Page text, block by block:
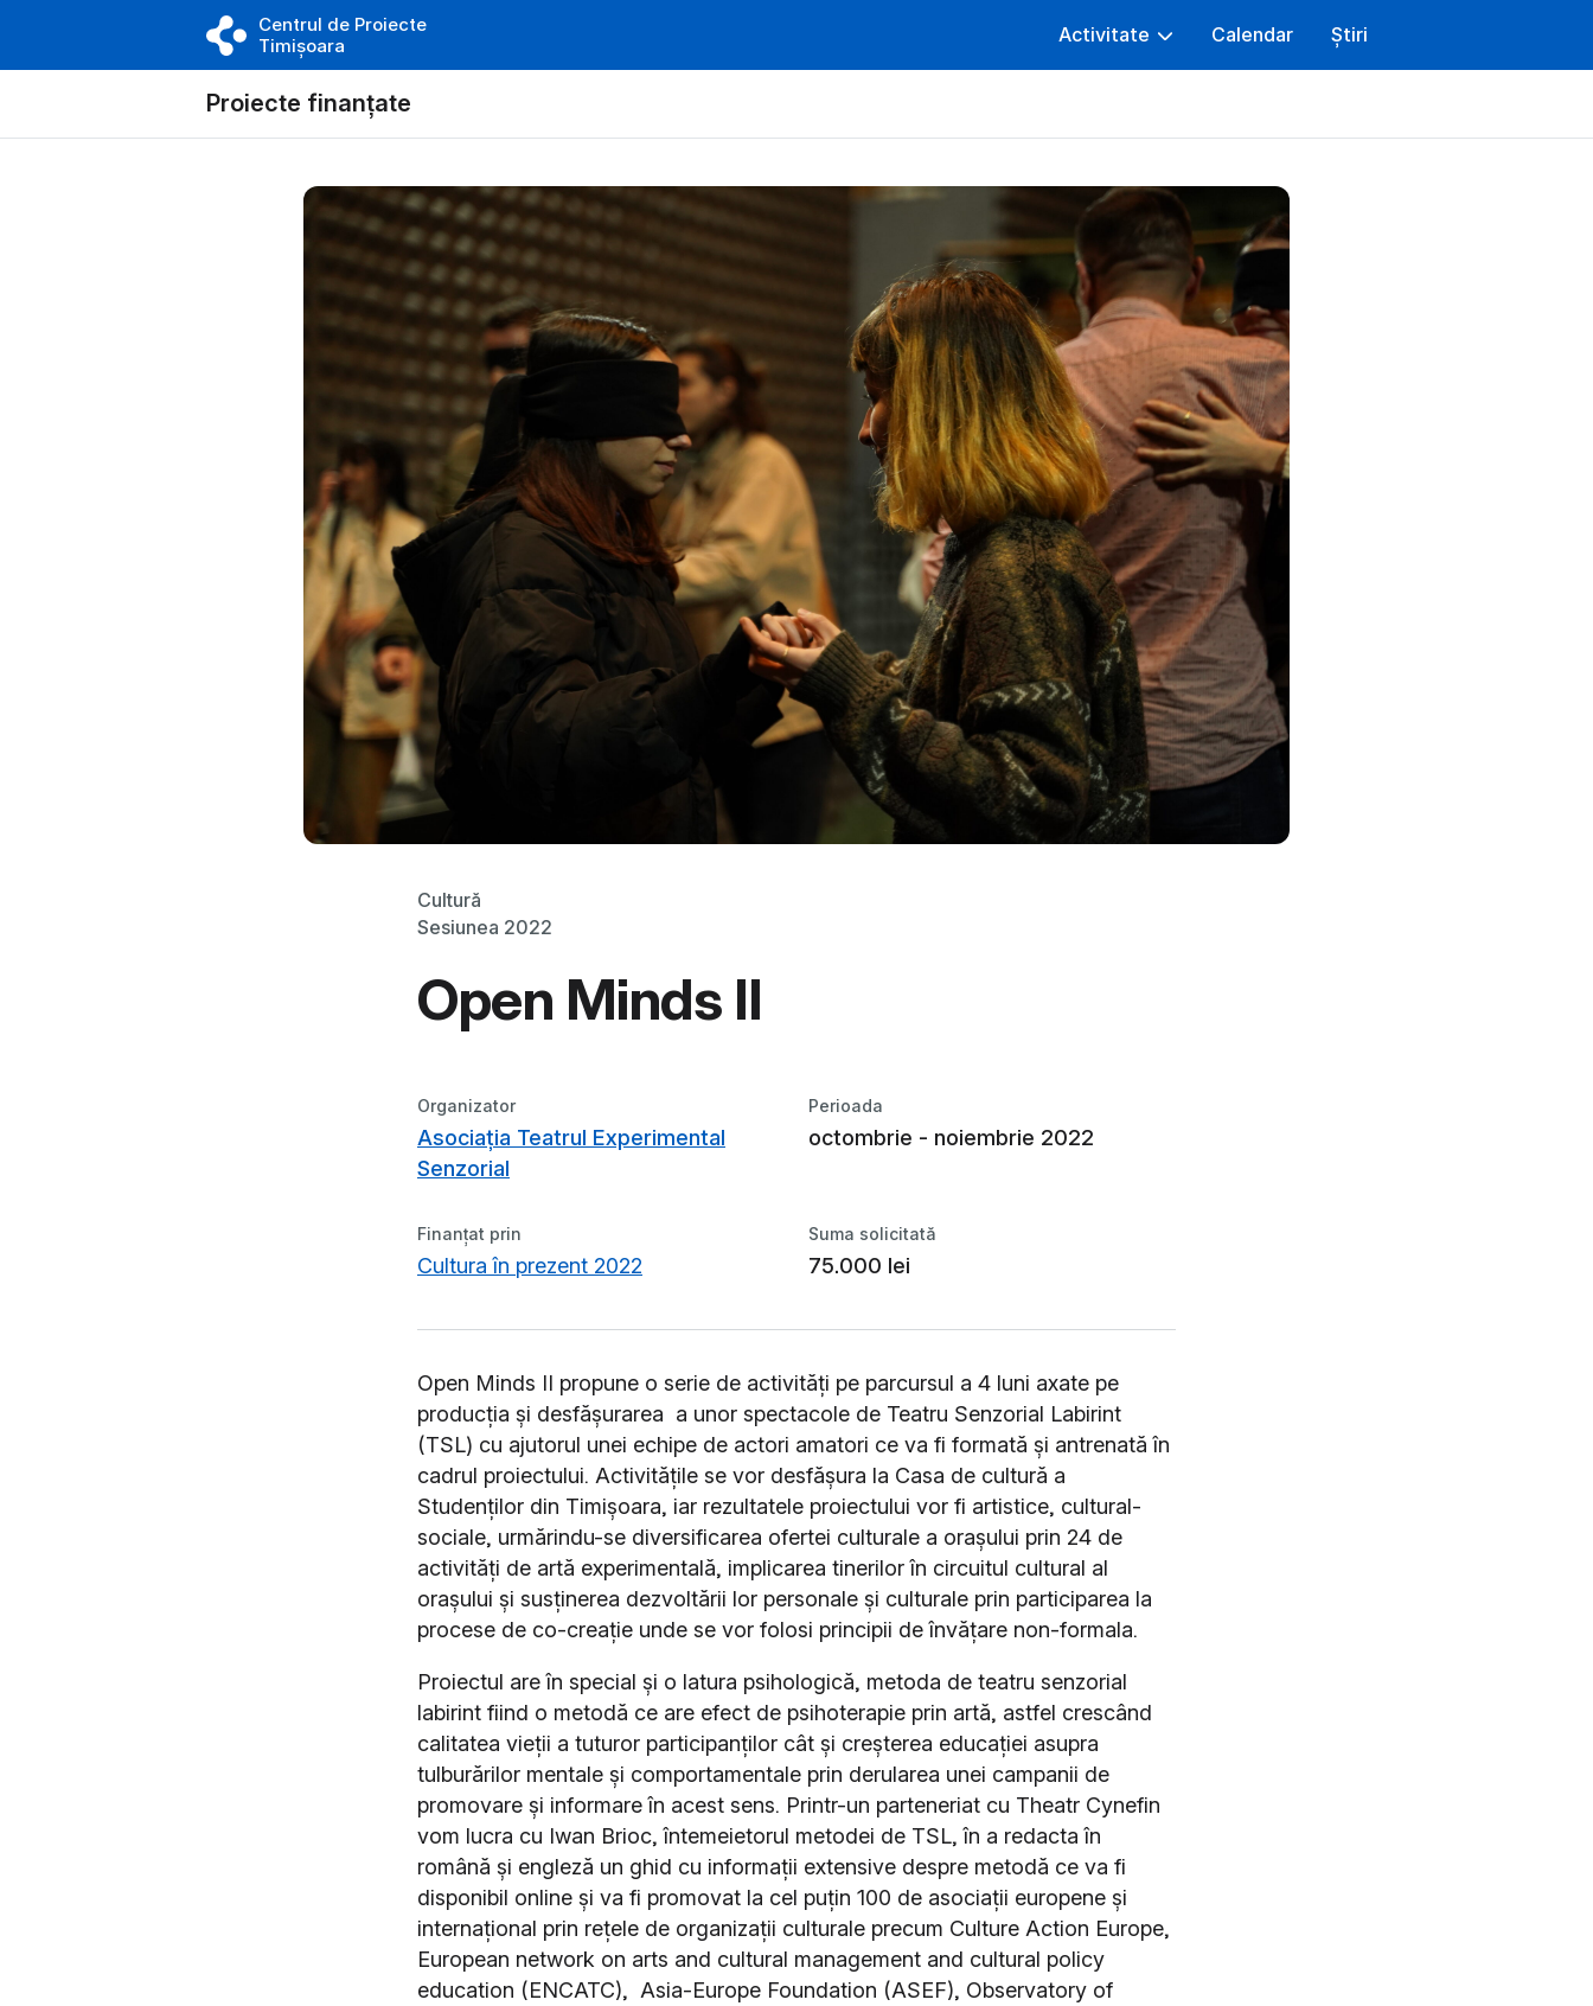
Centrul de Proiecte
Timișoara
Activitate Calendar Știri
Proiecte finanțate
Cultură
Sesiunea 2022
Open Minds II
Organizator
Asociația Teatrul Experimental
Senzorial
Perioada
octombrie - noiembrie 2022
Finanțat prin
Cultura în prezent 2022
Suma solicitată
75.000 lei
Open Minds II propune o serie de activități pe parcursul a 4 luni axate pe
producția și desfășurarea a unor spectacole de Teatru Senzorial Labirint
(TSL) cu ajutorul unei echipe de actori amatori ce va fi formată și antrenată în
cadrul proiectului. Activitățile se vor desfășura la Casa de cultură a
Studenților din Timișoara, iar rezultatele proiectului vor fi artistice, cultural-
sociale, urmărindu-se diversificarea ofertei culturale a orașului prin 24 de
activități de artă experimentală, implicarea tinerilor în circuitul cultural al
orașului și susținerea dezvoltării lor personale și culturale prin participarea la
procese de co-creație unde se vor folosi principii de învățare non-formala.
Proiectul are în special și o latura psihologică, metoda de teatru senzorial
labirint fiind o metodă ce are efect de psihoterapie prin artă, astfel crescând
calitatea vieții a tuturor participanților cât și creșterea educației asupra
tulburărilor mentale și comportamentale prin derularea unei campanii de
promovare și informare în acest sens. Printr-un parteneriat cu Theatr Cynefin
vom lucra cu Iwan Brioc, întemeietorul metodei de TSL, în a redacta în
română și engleză un ghid cu informații extensive despre metodă ce va fi
disponibil online și va fi promovat la cel puțin 100 de asociații europene și
internațional prin rețele de organizații culturale precum Culture Action Europe,
European network on arts and cultural management and cultural policy
education (ENCATC), Asia-Europe Foundation (ASEF), Observatory of